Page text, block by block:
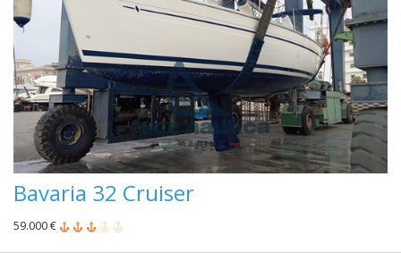
Bavaria 32 Cruiser
59.000 €